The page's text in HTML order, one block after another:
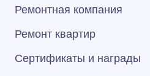
Ремонтная компания
Ремонт квартир
Сертификаты и награды